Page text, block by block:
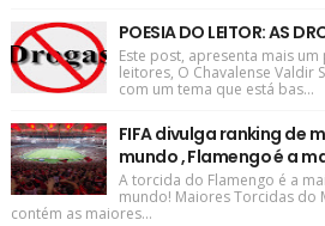
POESIA DO LEITOR: AS
Este post, apresenta mais
leitores, O Chavalense Valdir
com um tema que está bas...
FIFA divulga ranking de
mundo , Flamengo é a
A torcida do Flamengo é a
mundo! Maiores Torcidas do
contém as maiores...